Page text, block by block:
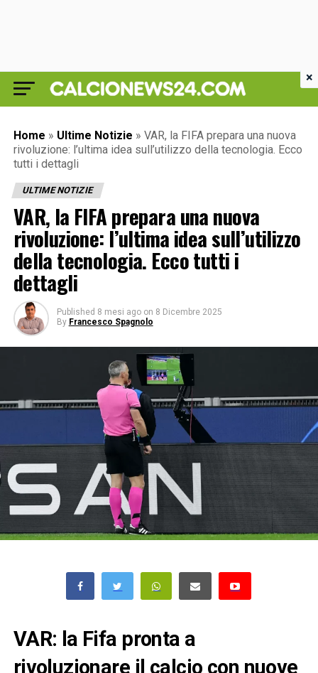
Home » Ultime Notizie » VAR, la FIFA prepara una nuova
rivoluzione: l’ultima idea sull’utilizzo della tecnologia. Ecco
tutti i dettagli
ULTIME NOTIZIE
VAR, la FIFA prepara una nuova
rivoluzione: l’ultima idea sull’utilizzo
della tecnologia. Ecco tutti i
dettagli
Published 8 mesi ago on 8 Dicembre 2025
By Francesco Spagnolo
VAR: la Fifa pronta a
rivoluzionare il calcio con nuove
×